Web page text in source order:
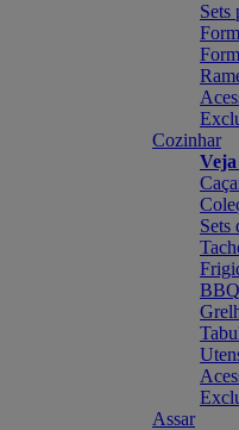
Sets
Cozinhar
Sets
Assar